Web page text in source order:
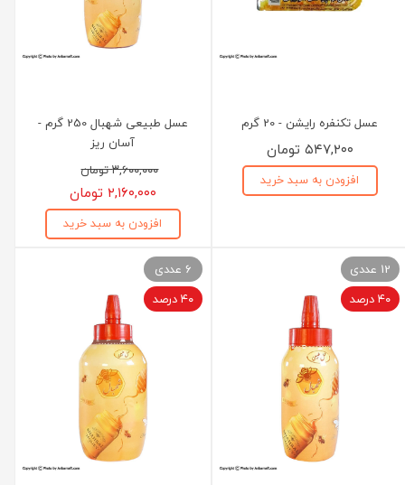
عسل تکنفره رایشن - 20 گرم
۵۴۷,۲۰۰ تومان
افزودن به سبد خرید
عسل طبیعی شهبال 250 گرم -
آسان ریز
۳,۶۰۰,۰۰۰ تومان
۲,۱۶۰,۰۰۰ تومان
افزودن به سبد خرید
12 عددی
۴۰ درصد
6 عددی
۴۰ درصد